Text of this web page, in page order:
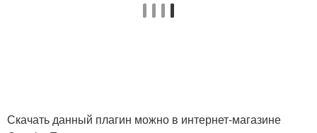
Скачать данный плагин можно в интернет-магазине